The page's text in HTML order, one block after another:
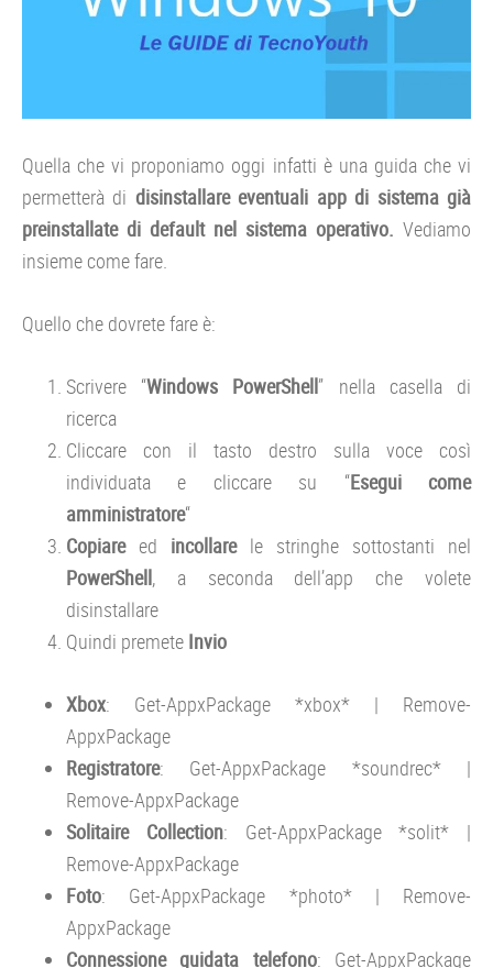
Quella che vi proponiamo oggi infatti è una guida che vi
permetterà di disinstallare eventuali app di sistema già
preinstallate di default nel sistema operativo. Vediamo
insieme come fare.
Quello che dovrete fare è:
Scrivere “Windows PowerShell” nella casella di
ricerca
Cliccare con il tasto destro sulla voce così
individuata e cliccare su “Esegui come
amministratore“
Copiare ed incollarele stringhe sottostanti nel
PowerShell, a seconda dell’app che volete
disinstallare
Quindi premete Invio
Xbox: Get-AppxPackage *xbox* | Remove-
AppxPackage
Registratore: Get-AppxPackage *soundrec* |
Remove-AppxPackage
Solitaire
Collection: Get-AppxPackage *solit* |
Remove-AppxPackage
Foto: Get-AppxPackage *photo* | Remove-
AppxPackage
Connessione guidata telefono: Get-AppxPackage